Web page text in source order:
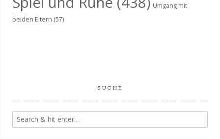
Umgang mit
beiden Eltern (57)
SUCHE